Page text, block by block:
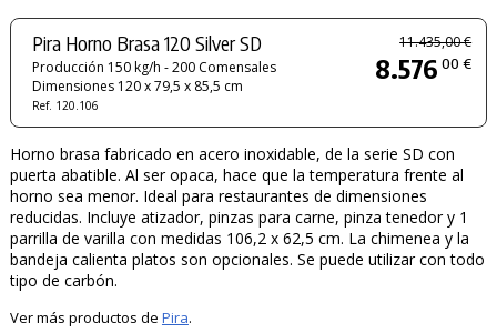
Pira Horno Brasa 120 Silver SD
Producción 150 kg/h - 200 Comensales
Dimensiones 120 x 79,5 x 85,5 cm
Ref. 120.106
11.435,00 €
8.576 00 €
Horno brasa fabricado en acero inoxidable, de la serie SD con
puerta abatible. Al ser opaca, hace que la temperatura frente al
horno sea menor. Ideal para restaurantes de dimensiones
reducidas. Incluye atizador, pinzas para carne, pinza tenedor y 1
parrilla de varilla con medidas 106,2 x 62,5 cm. La chimenea y la
bandeja calienta platos son opcionales. Se puede utilizar con todo
tipo de carbón.
Ver más productos de Pira.